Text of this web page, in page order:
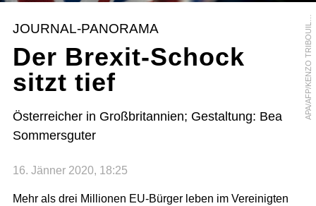
A
P
A
/
A
F
P
/
K
E
N
Z
O
T
R
I
B
O
U
I
L
L
A
R
D
JOURNAL-PANORAMA
Der Brexit-Schock
sitzt tief
Österreicher in Großbritannien; Gestaltung: Bea
Sommersguter
16. Jänner 2020, 18:25
Mehr als drei Millionen EU-Bürger leben im Vereinigten